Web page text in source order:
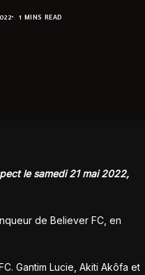
1 MINS READ
le samedi 21 mai 2022,
de Believer FC, en
Gantim Lucie, Akiti Akôfa et